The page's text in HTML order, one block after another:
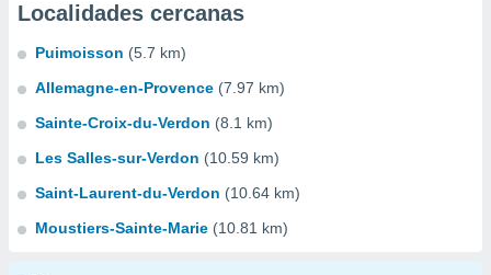
Localidades cercanas
Puimoisson (5.7 km)
Allemagne-en-Provence (7.97 km)
Sainte-Croix-du-Verdon (8.1 km)
Les Salles-sur-Verdon (10.59 km)
Saint-Laurent-du-Verdon (10.64 km)
Moustiers-Sainte-Marie (10.81 km)